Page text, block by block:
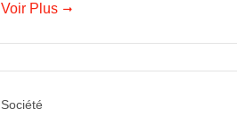
Voir Plus
Société